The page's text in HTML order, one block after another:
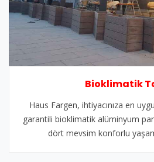
Bioklimatik
Haus Fargen, ihtiyacınıza en
garantili bioklimatik alüminyum
dört mevsim konforlu